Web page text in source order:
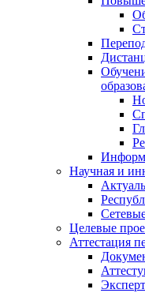
Научная и
Целевые
Аттестация